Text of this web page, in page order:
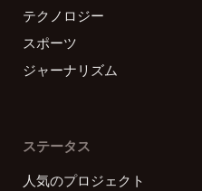
テクノロジー
スポーツ
ジャーナリズム
ステータス
人気のプロジェクト